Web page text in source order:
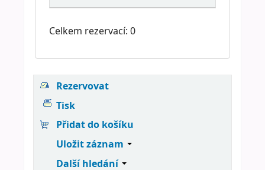
Celkem rezervací: 0
Rezervovat
Tisk
Přidat do košíku
Uložit záznam
Další hledání